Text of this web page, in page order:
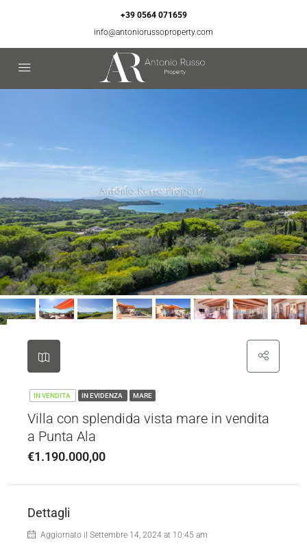
+39 0564 071659
info@antoniorussoproperty.com
IN VENDITA IN EVIDENZA MARE
Villa con splendida vista mare in vendita
a Punta Ala
€1.190.000,00
Dettagli
Aggiornato il Settembre 14, 2024 at 10:45 am